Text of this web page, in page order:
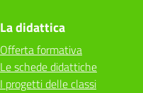
La didattica
Offerta formativa
Le schede didattiche
I progetti delle classi